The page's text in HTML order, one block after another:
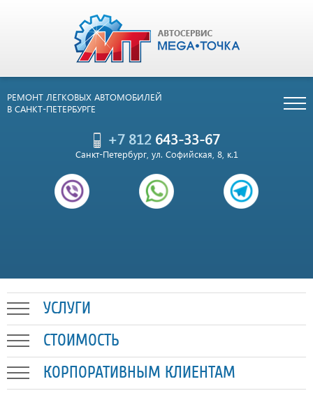
РЕМОНТ ЛЕГКОВЫХ АВТОМОБИЛЕЙ
В САНКТ-ПЕТЕРБУРГЕ
+7 812643-33-67
Санкт-Петербург, ул. Софийская, 8, к.1
УСЛУГИ
СТОИМОСТЬ
КОРПОРАТИВНЫМ КЛИЕНТАМ